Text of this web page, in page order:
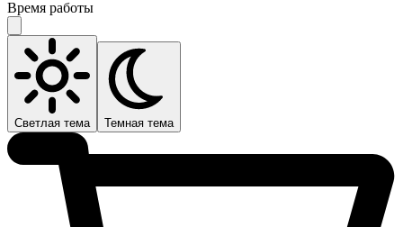
Время работы
Светлая тема Темная тема